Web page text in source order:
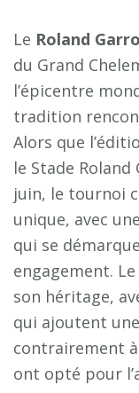
Le Roland
du Grand
l’épicentre
tradition
Alors que
le Stade
juin, le tournoi
unique, avec
qui se
engagement. Le
son héritage,
qui ajoutent
contrairement à
ont opté pour